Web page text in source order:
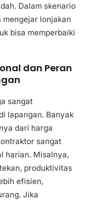
Dalam skenario
lonjakan
bisa memperbaiki
dan Peran
sangat
lapangan. Banyak
dari harga
sangat
harian. Misalnya,
produktivitas
efisien,
Jika